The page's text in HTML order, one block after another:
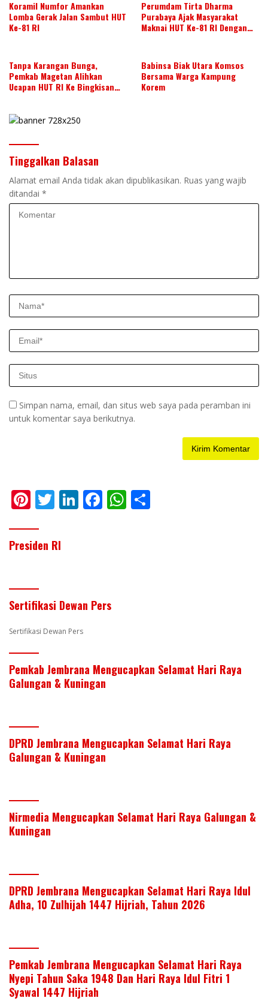
Koramil Numfor Amankan
Lomba Gerak Jalan Sambut HUT
Ke-81 RI
Perumdam Tirta Dharma
Purabaya Ajak Masyarakat
Maknai HUT Ke-81 RI Dengan
Tanpa Karangan Bunga,
Pemkab Magetan Alihkan
Ucapan HUT RI Ke Bingkisan
Babinsa Biak Utara Komsos
Bersama Warga Kampung
Korem
Tinggalkan Balasan
Alamat email Anda tidak akan dipublikasikan. Ruas yang wajib
ditandai *
Simpan nama, email, dan situs web saya pada peramban ini
untuk komentar saya berikutnya.
Pi
er
e
T
itt
er
Li F
k
W
Presiden RI
Sertifikasi Dewan Pers
Sertifikasi Dewan Pers
Pemkab Jembrana Mengucapkan Selamat Hari Raya
Galungan & Kuningan
DPRD Jembrana Mengucapkan Selamat Hari Raya
Galungan & Kuningan
Nirmedia Mengucapkan Selamat Hari Raya Galungan &
Kuningan
DPRD Jembrana Mengucapkan Selamat Hari Raya Idul
Adha, 10 Zulhijah 1447 Hijriah, Tahun 2026
Pemkab Jembrana Mengucapkan Selamat Hari Raya
Nyepi Tahun Saka 1948 Dan Hari Raya Idul Fitri 1
Syawal 1447 Hijriah